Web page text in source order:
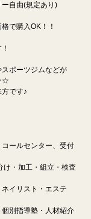
自由(規定あり)
で購入OK！！
ポーツジムなどが
です♪
ールセンター、受付
・加工・組立・検査
イリスト・エステ
別指導塾・人材紹介